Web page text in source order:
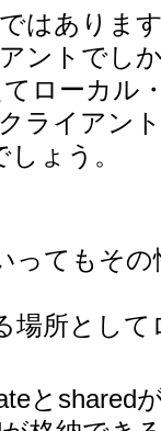
はありま
ントでし
ローカル
ライアン
ょう。
ってもその
場所とし
とshared